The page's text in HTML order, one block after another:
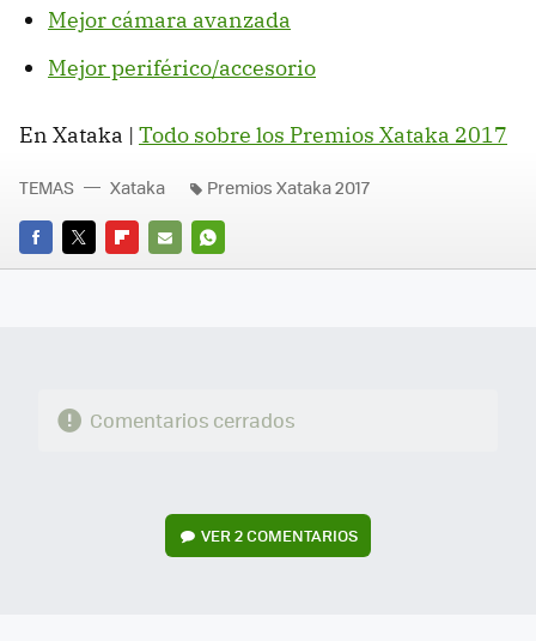
Mejor cámara avanzada
Mejor periférico/accesorio
En Xataka | Todo sobre los Premios Xataka 2017
FACEBOOK
TWITTERFLIPBOARD
E-
WHATSAPP
TEMAS Xataka Premios Xataka 2017
Comentarios cerrados
VER2 COMENTARIOS